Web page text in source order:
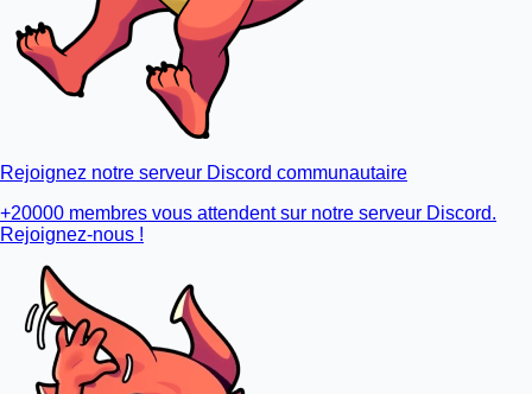
Rejoignez notre serveur Discord communautaire
+20000 membres vous attendent sur notre serveur Discord.
Rejoignez-nous !